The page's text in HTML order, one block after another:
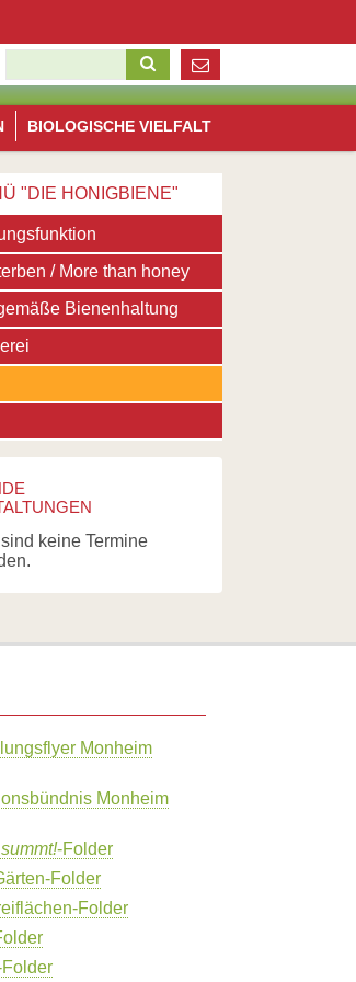
BIOLOGISCHE VIELFALT
"DIE HONIGBIENE"
/ More than honey
Bienenhaltung
keine Termine
Monheim
Monheim
-Folder
Folder
Folder